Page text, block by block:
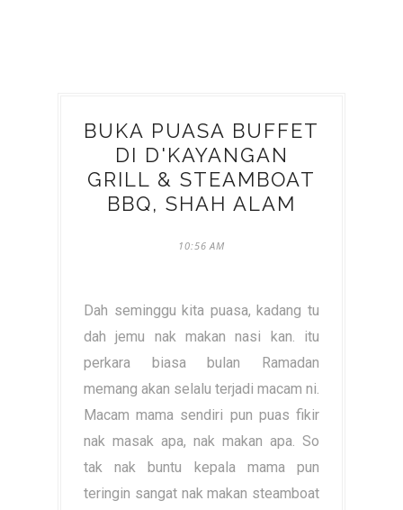
BUKA PUASA BUFFET
DI D'KAYANGAN
GRILL & STEAMBOAT
BBQ, SHAH ALAM
10:56 AM
Dah seminggu kita puasa, kadang tu
dah jemu nak makan nasi kan. itu
perkara biasa bulan Ramadan
memang akan selalu terjadi macam ni.
Macam mama sendiri pun puas fikir
nak masak apa, nak makan apa. So
tak nak buntu kepala mama pun
teringin sangat nak makan steamboat